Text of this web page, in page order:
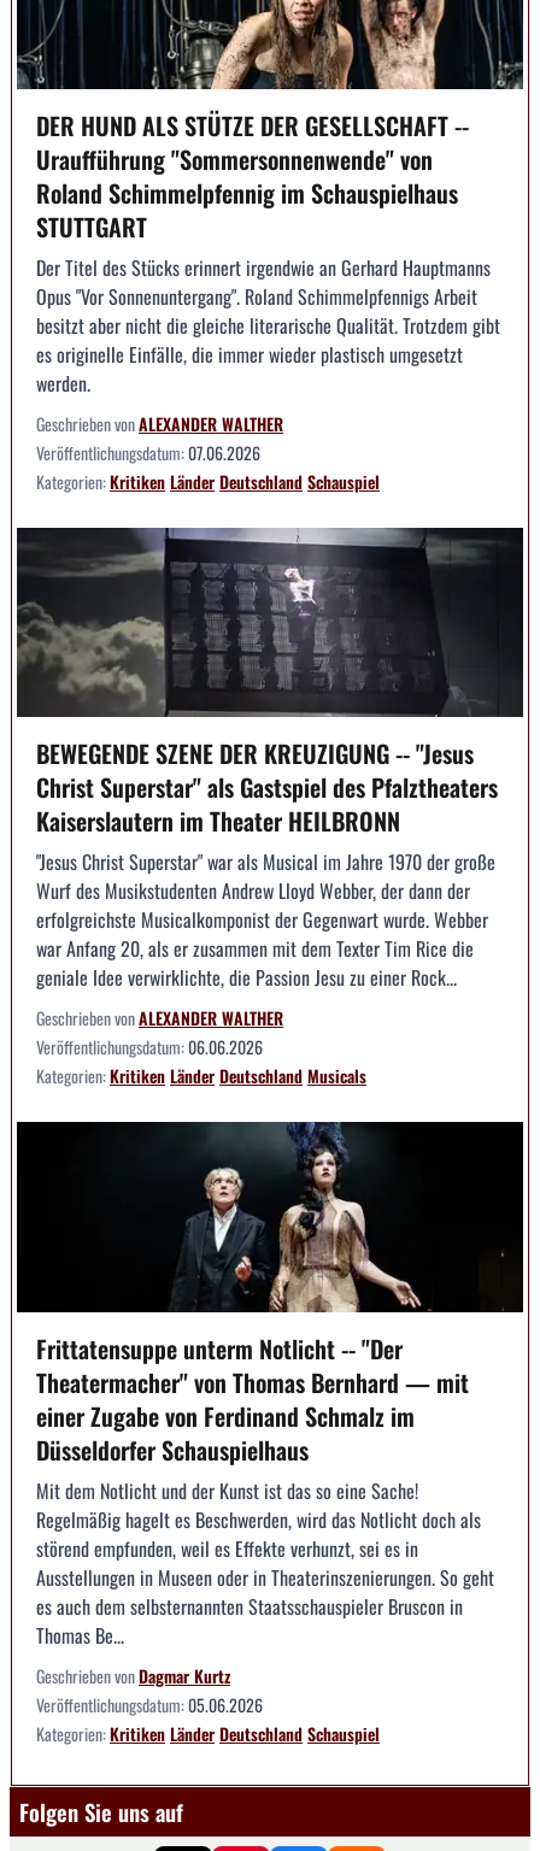
DER HUND ALS STÜTZE DER GESELLSCHAFT --
Uraufführung "Sommersonnenwende" von
Roland Schimmelpfennig im Schauspielhaus
STUTTGART
Der Titel des Stücks erinnert irgendwie an Gerhard Hauptmanns
Opus "Vor Sonnenuntergang". Roland Schimmelpfennigs Arbeit
besitzt aber nicht die gleiche literarische Qualität. Trotzdem gibt
es originelle Einfälle, die immer wieder plastisch umgesetzt
werden.
Geschrieben vonALEXANDER WALTHER
Veröffentlichungsdatum:07.06.2026
Kategorien:KritikenLänderDeutschlandSchauspiel
BEWEGENDE SZENE DER KREUZIGUNG -- "Jesus
Christ Superstar" als Gastspiel des Pfalztheaters
Kaiserslautern im Theater HEILBRONN
"Jesus Christ Superstar" war als Musical im Jahre 1970 der große
Wurf des Musikstudenten Andrew Lloyd Webber, der dann der
erfolgreichste Musicalkomponist der Gegenwart wurde. Webber
war Anfang 20, als er zusammen mit dem Texter Tim Rice die
geniale Idee verwirklichte, die Passion Jesu zu einer Rock...
Geschrieben vonALEXANDER WALTHER
Veröffentlichungsdatum:06.06.2026
Kategorien:KritikenLänderDeutschlandMusicals
Frittatensuppe unterm Notlicht -- "Der
Theatermacher" von Thomas Bernhard — mit
einer Zugabe von Ferdinand Schmalz im
Düsseldorfer Schauspielhaus
Mit dem Notlicht und der Kunst ist das so eine Sache!
Regelmäßig hagelt es Beschwerden, wird das Notlicht doch als
störend empfunden, weil es Effekte verhunzt, sei es in
Ausstellungen in Museen oder in Theaterinszenierungen. So geht
es auch dem selbsternannten Staatsschauspieler Bruscon in
Thomas Be...
Geschrieben vonDagmar Kurtz
Veröffentlichungsdatum:05.06.2026
Kategorien:KritikenLänderDeutschlandSchauspiel
Folgen Sie uns auf